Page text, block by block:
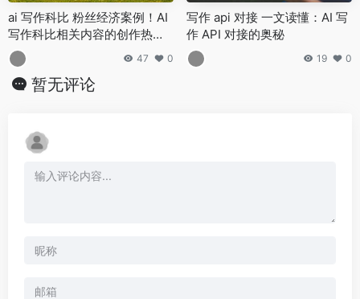
ai 写作科比 粉丝经济案例！AI
写作科比相关内容的创作热度
与版权风险警示
47 0
写作 api 对接 一文读懂：AI 写
作 API 对接的奥秘
19 0
暂无评论